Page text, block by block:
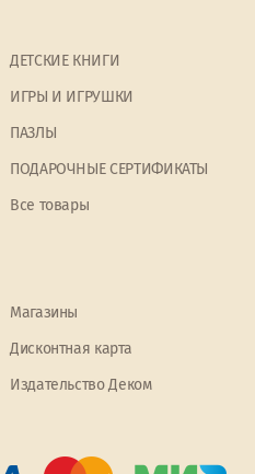
ДЕТСКИЕ КНИГИ
ИГРЫ И ИГРУШКИ
ПАЗЛЫ
ПОДАРОЧНЫЕ СЕРТИФИКАТЫ
Все товары
Магазины
Дисконтная карта
Издательство Деком